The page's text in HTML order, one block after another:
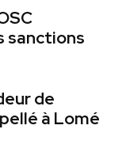
sanctions
de
à Lomé